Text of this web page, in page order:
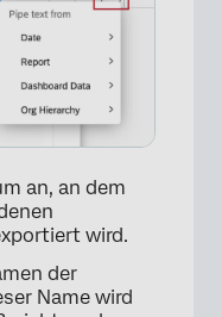
×
an, an dem
wird.
der
Name wird